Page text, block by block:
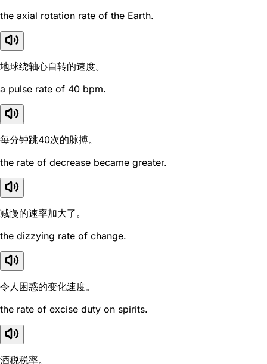
the axial rotation rate of the Earth.
地球绕轴心自转的速度。
a pulse rate of 40 bpm.
每分钟跳40次的脉搏。
the rate of decrease became greater.
减慢的速率加大了。
the dizzying rate of change.
令人困惑的变化速度。
the rate of excise duty on spirits.
酒税税率。